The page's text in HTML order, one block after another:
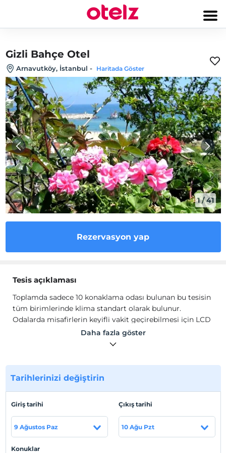
Gizli Bahçe Otel
Arnavutköy, İstanbul - Haritada Göster
1/41
Rezervasyon yap
Tesis açıklaması
Toplamda sadece 10 konaklama odası bulunan bu tesisin
tüm birimlerinde klima standart olarak bulunur.
Odalarda misafirlerin keyifli vakit geçirebilmesi için LCD
ekran uydu kanallarının yayını bulunan TV mevcuttur.
Konforunuz için tüm odalarda 24 saat sıcak suyu olan
manzaralıdır. Tesis bünyesindeki restoran her sabah
misafirlerine zengin bir kahvaltı menüsü servis
Toplamda sadece 10 konaklama odası bulunan bu tesisin
tüm birimlerinde klima standart olarak bulunur.
Odalarda misafirlerin keyifli vakit geçirebilmesi için LCD
ekran uydu kanallarının yayını bulunan TV mevcuttur.
Konforunuz için tüm odalarda 24 saat sıcak suyu olan
Daha fazla göster
Tarihlerinizi değiştirin
Giriş tarihi
9 Ağustos Paz
Çıkış tarihi
10 Ağu Pzt
Konuklar